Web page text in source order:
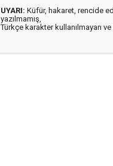
UYARI: Küfür, hakaret, rencide
yazılmamış,
Türkçe karakter kullanılmayan